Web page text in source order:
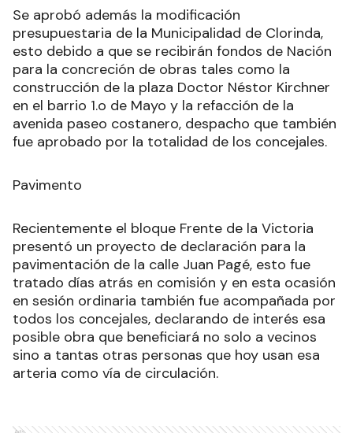
Se aprobó además la modificación
presupuestaria de la Municipalidad de Clorinda,
esto debido a que se recibirán fondos de Nación
para la concreción de obras tales como la
construcción de la plaza Doctor Néstor Kirchner
en el barrio 1.o de Mayo y la refacción de la
avenida paseo costanero, despacho que también
fue aprobado por la totalidad de los concejales.
Pavimento
Recientemente el bloque Frente de la Victoria
presentó un proyecto de declaración para la
pavimentación de la calle Juan Pagé, esto fue
tratado días atrás en comisión y en esta ocasión
en sesión ordinaria también fue acompañada por
todos los concejales, declarando de interés esa
posible obra que beneficiará no solo a vecinos
sino a tantas otras personas que hoy usan esa
arteria como vía de circulación.